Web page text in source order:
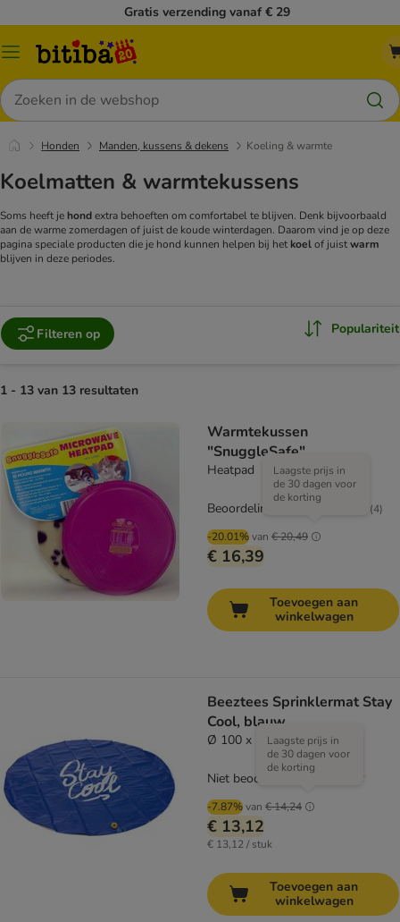
Gratis verzending vanaf € 29
Catalogusmenu
Zoeken
Honden Manden, kussens & dekens Koeling & warmte
Koelmatten & warmtekussens
Soms heeft je hondextra behoeften om comfortabel te blijven. Denk bijvoorbaald
aan de warme zomerdagen of juist de koude winterdagen. Daarom vind je op deze
pagina speciale producten die je hond kunnen helpen bij het koelof juistwarm
blijven in deze periodes.
Filteren op Populariteit
1 - 13 van 13 resultaten
Warmtekussen
"SnuggleSafe"
Heatpad
-20.01%van € 20,49
Laagste prijs in
de 30 dagen voor
de korting
€ 16,39
Beoordeling: 5/5 (4)
Toevoegen aan
winkelwagen
Beeztees Sprinklermat Stay
Cool, blauw
Ø 100 x H 5 cm
-7.87%van € 14,24
Laagste prijs in
de 30 dagen voor
de korting
€ 13,12
€ 13,12 / stuk
Niet beoordeeld
Toevoegen aan
winkelwagen